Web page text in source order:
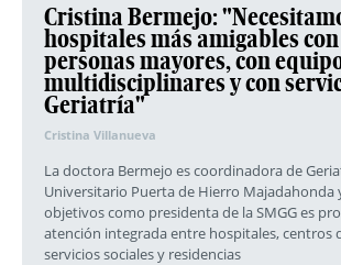
Cristina Bermejo:
hospitales más amigables
personas mayores, con
multidisciplinares y con
Geriatría"
Cristina Villanueva
La doctora Bermejo es coordinadora de
Universitario Puerta de Hierro Majadahonda
objetivos como presidenta de la SMGG es
atención integrada entre hospitales, centros
servicios sociales y residencias